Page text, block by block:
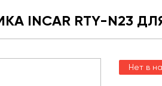
INCAR RTY-N23
Нет в